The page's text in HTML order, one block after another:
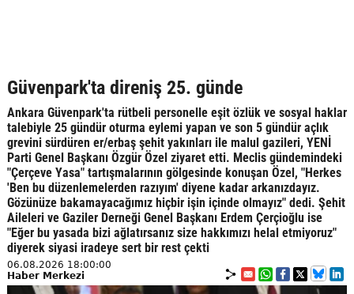
Güvenpark'ta direniş 25. günde
Ankara Güvenpark'ta rütbeli personelle eşit özlük ve sosyal haklar
talebiyle 25 gündür oturma eylemi yapan ve son 5 gündür açlık
grevini sürdüren er/erbaş şehit yakınları ile malul gazileri, YENİ
Parti Genel Başkanı Özgür Özel ziyaret etti. Meclis gündemindeki
"Çerçeve Yasa" tartışmalarının gölgesinde konuşan Özel, "Herkes
'Ben bu düzenlemelerden razıyım' diyene kadar arkanızdayız.
Gözünüze bakamayacağımız hiçbir işin içinde olmayız" dedi. Şehit
Aileleri ve Gaziler Derneği Genel Başkanı Erdem Çerçioğlu ise
"Eğer bu yasada bizi ağlatırsanız size hakkımızı helal etmiyoruz"
diyerek siyasi iradeye sert bir rest çekti
06.08.2026 18:00:00
Haber Merkezi